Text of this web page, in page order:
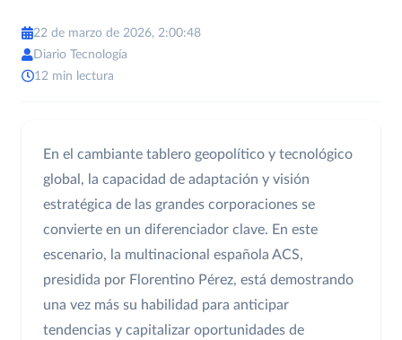
22 de marzo de 2026, 2:00:48
Diario Tecnología
12 min lectura
En el cambiante tablero geopolítico y tecnológico
global, la capacidad de adaptación y visión
estratégica de las grandes corporaciones se
convierte en un diferenciador clave. En este
escenario, la multinacional española ACS,
presidida por Florentino Pérez, está demostrando
una vez más su habilidad para anticipar
tendencias y capitalizar oportunidades de